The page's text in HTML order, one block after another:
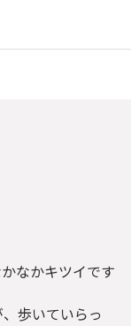
なかキツイです
歩いていらっ